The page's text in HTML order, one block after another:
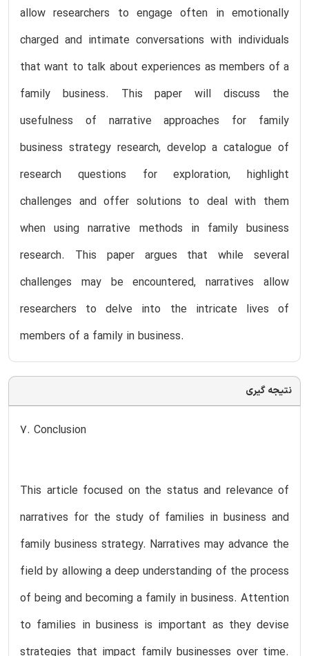
allow researchers to engage often in emotionally
charged and intimate conversations with individuals
that want to talk about experiences as members of a
family business. This paper will discuss the
usefulness of narrative approaches for family
business strategy research, develop a catalogue of
research questions for exploration, highlight
challenges and offer solutions to deal with them
when using narrative methods in family business
research. This paper argues that while several
challenges may be encountered, narratives allow
researchers to delve into the intricate lives of
members of a family in business.
نتیجه گیری
7. Conclusion
This article focused on the status and relevance of
narratives for the study of families in business and
family business strategy. Narratives may advance the
field by allowing a deep understanding of the process
of being and becoming a family in business. Attention
to families in business is important as they devise
strategies that impact family businesses over time.